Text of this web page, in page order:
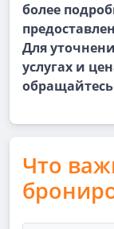
более
Для
услугах и
обращайтесь
Что